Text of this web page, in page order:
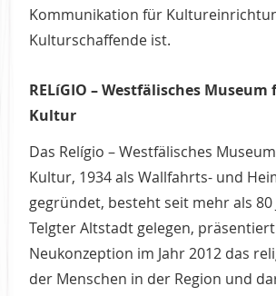
Kommunikation für
Kulturschaffende ist.
RELíGIO – Westfälisches
Kultur
Das Relígio – Westfälisches
Kultur, 1934 als Wallfahrts- und
gegründet, besteht seit mehr als 80
Telgter Altstadt gelegen,
Neukonzeption im Jahr 2012 das
der Menschen in der Region und